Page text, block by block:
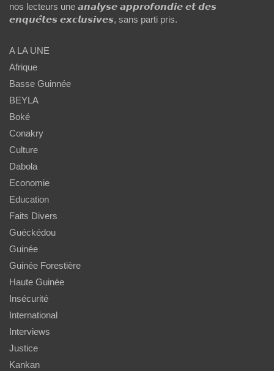
nos lecteurs une 𝙖𝙣𝙖𝙡𝙮𝙨𝙚 𝙖𝙥𝙥𝙧𝙤𝙛𝙤𝙣𝙙𝙞𝙚 𝙚𝙩 𝙙𝙚𝙨
𝙚𝙣𝙦𝙪𝙚̂𝙩𝙚𝙨 𝙚𝙭𝙘𝙡𝙪𝙨𝙞𝙫𝙚𝙨, sans parti pris.
A LA UNE
Afrique
Basse Guinnée
BEYLA
Boké
Conakry
Culture
Dabola
Economie
Education
Faits Divers
Guéckédou
Guinée
Guinée Forestière
Haute Guinée
Insécurité
International
Interviews
Justice
Kankan